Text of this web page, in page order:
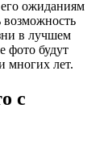
ожиданиям
возможность
в лучшем
фото будут
многих лет.
с